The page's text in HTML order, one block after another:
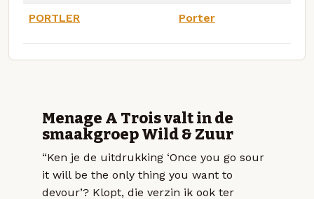
PORTLER Porter
Menage A Trois valt in de
smaakgroep Wild & Zuur
“Ken je de uitdrukking ‘Once you go sour
it will be the only thing you want to
devour’? Klopt, die verzin ik ook ter